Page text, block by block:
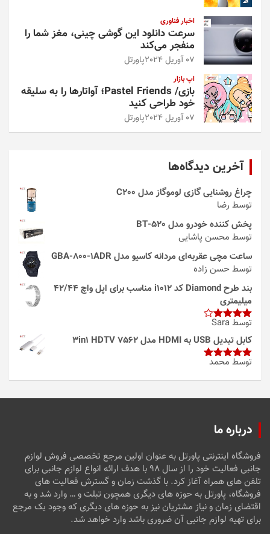
اخبار فناوری
سرعت دانلود این گوشی چینی، مغز شما را
منفجر می‌کند
07 آوریل 2024 پاورتل
اپ بازار
بازی/ Pastel Friends؛ آواتارها را به سلیقه
خود طراحی کنید
07 آوریل 2024 پاورتل
آخرین دیدگاه‌ها
چراغ روشنایی گازی لوموگاز مدل C200
توسط رضا
پخش کننده خودرو مدل 520-BT
توسط محسن پاشایی
ساعت مچی عقربه‌ای مردانه کاسیو مدل GBA-800-1ADR
توسط حسن زاده
بند طرح Diamond کد i1012 مناسب برای اپل واچ 42/44
میلیمتری
امتیاز4
از 5
توسط Sara
کابل تبدیل USB به HDMI مدل 3in1 HDTV 7562
امتیاز5از
توسط محمد
درباره ما
فروشگاه اینترنتی پاورتل به عنوان اولین مرجع تخصصی فروش لوازم
جانبی فعالیت خود را از سال ۹۸ با هدف ارائه انواع لوازم جانبی برای
تلفن های همراه آغاز کرد. با گذشت زمان و گسترش فعالیت های
فروشگاه، پاورتل به حوزه های دیگری همچون تبلت و … وارد شد و به
اقتضای زمان و نیاز مشتریان نیز به حوزه های دیگری که وجود یک مرجع
برای تهیه لوازم جانبی آن ضروری باشد وارد خواهد شد.